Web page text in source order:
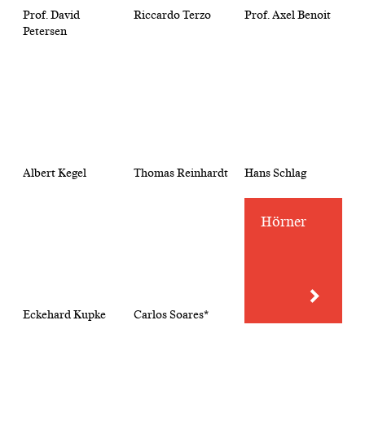
Prof. David
Petersen
Riccardo Terzo Prof. Axel Benoit
Albert Kegel Thomas Reinhardt Hans Schlag
Eckehard Kupke Carlos Soares*
Hörner